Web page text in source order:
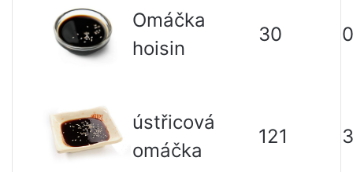
Omáčka
hoisin
30
ústřicová
omáčka
121